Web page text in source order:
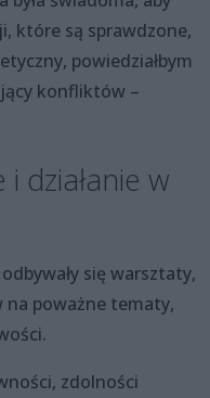
które są sprawdzone,
powiedziałbym
konfliktów –
działanie w
się warsztaty,
na poważne tematy,
zdolności